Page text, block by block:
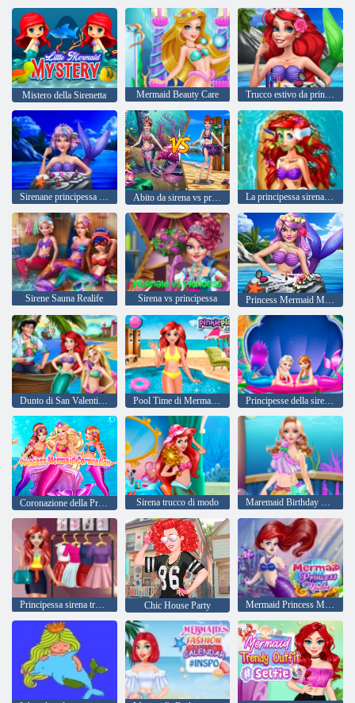
Mistero della Sirenetta Mermaid Beauty Care Trucco estivo da principessa
Abito da sirena vs principessa
Sirene Sauna Realife Sirena vs principessa
Dunto di San Valentino contorto Pool Time di Mermaid Princess Principesse della sirena Dress up
Coronazione della Principessa Mermaid Sirena trucco di modo
Chic House Party